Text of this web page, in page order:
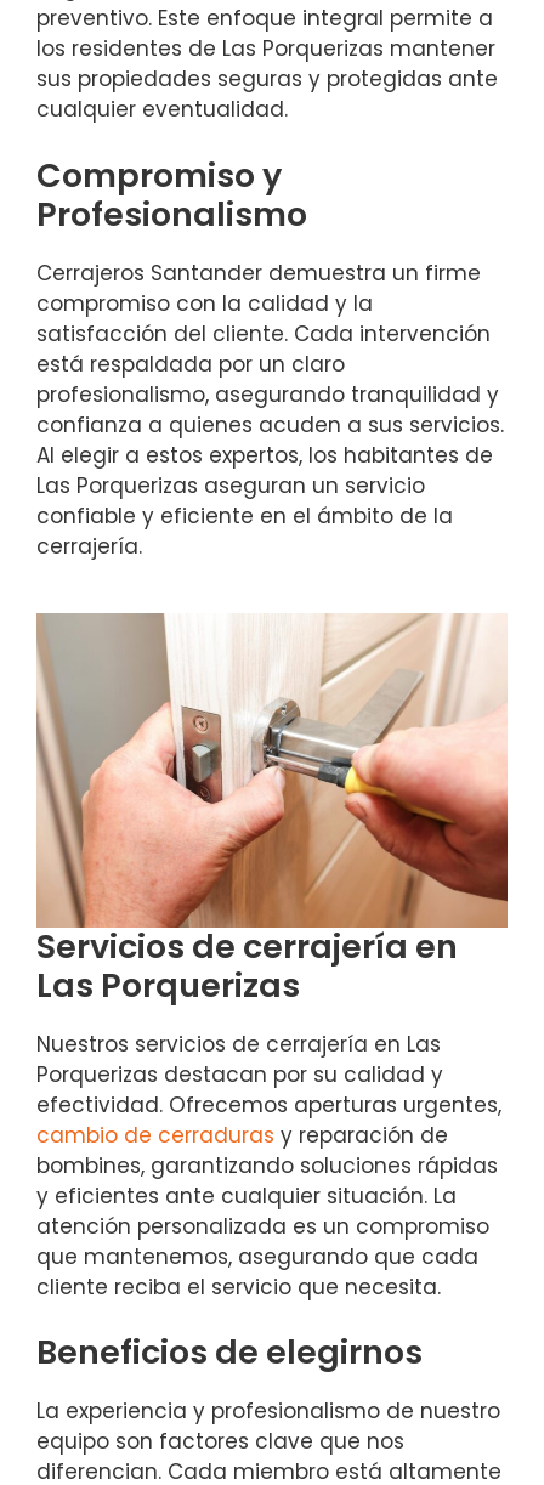
preventivo. Este enfoque integral permite a
los residentes de Las Porquerizas mantener
sus propiedades seguras y protegidas ante
cualquier eventualidad.
Compromiso y
Profesionalismo
Cerrajeros Santander demuestra un firme
compromiso con la calidad y la
satisfacción del cliente. Cada intervención
está respaldada por un claro
profesionalismo, asegurando tranquilidad y
confianza a quienes acuden a sus servicios.
Al elegir a estos expertos, los habitantes de
Las Porquerizas aseguran un servicio
confiable y eficiente en el ámbito de la
cerrajería.
Servicios de cerrajería en
Las Porquerizas
Nuestros servicios de cerrajería en Las
Porquerizas destacan por su calidad y
efectividad. Ofrecemos aperturas urgentes,
cambio de cerraduras y reparación de
bombines, garantizando soluciones rápidas
y eficientes ante cualquier situación. La
atención personalizada es un compromiso
que mantenemos, asegurando que cada
cliente reciba el servicio que necesita.
Beneficios de elegirnos
La experiencia y profesionalismo de nuestro
equipo son factores clave que nos
diferencian. Cada miembro está altamente